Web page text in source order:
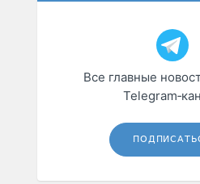
Все главные